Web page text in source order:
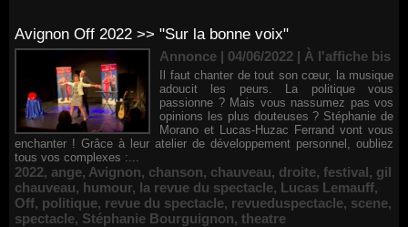
Avignon Off 2022 >> "Sur la bonne voix"
Annonce | 04/06/2022 | À l'affiche bis
Il faut chanter de tout son cœur, la musique
adoucit les peurs. La politique vous
passionne ? Mais vous nassumez pas vos
opinions les plus douteuses ? Stéphanie de
Morano et Lucas-Huzac Ferrand vont vous
enchanter ! Grâce à leur atelier de développement personnel, oubliez
tous vos complexes :...
2022, ange, Avignon, chanson, chauveau, droite, festival, gil
chauveau, humour, la revue du spectacle, Lucas Lemauff,
Off, politique, revue du spectacle, revueduspectacle, scene,
spectacle, Stéphanie Bourguignon, theatre